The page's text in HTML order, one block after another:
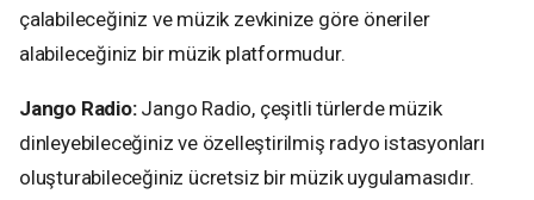
çalabileceğiniz ve müzik zevkinize göre öneriler
alabileceğiniz bir müzik platformudur.
Jango Radio:Jango Radio, çeşitli türlerde müzik
dinleyebileceğiniz ve özelleştirilmiş radyo istasyonları
oluşturabileceğiniz ücretsiz bir müzik uygulamasıdır.